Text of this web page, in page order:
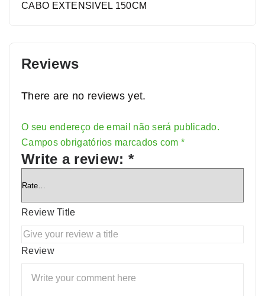
CABO EXTENSIVEL 150CM
Reviews
There are no reviews yet.
O seu endereço de email não será publicado.
Campos obrigatórios marcados com *
Write a review: *
Review Title
Review